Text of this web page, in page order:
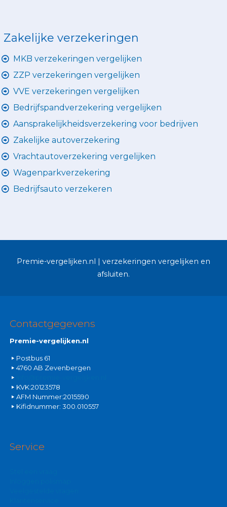
Zakelijke verzekeringen
MKB verzekeringen vergelijken
ZZP verzekeringen vergelijken
VVE verzekeringen vergelijken
Bedrijfspandverzekering vergelijken
Aansprakelijkheidsverzekering voor bedrijven
Zakelijke autoverzekering
Vrachtautoverzekering vergelijken
Wagenparkverzekering
Bedrijfsauto verzekeren
Premie-vergelijken.nl | verzekeringen vergelijken en
afsluiten.
Contactgegevens
Premie-vergelijken.nl
Postbus 61
4760 AB Zevenbergen
KVK:20123578
AFM Nummer:2015590
Kifidnummer: 300.010557
Service